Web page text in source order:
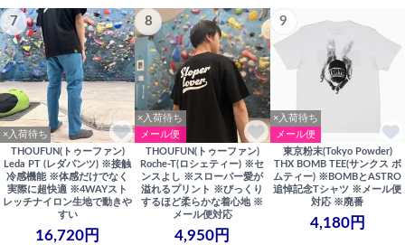
7
×入荷待ち
THOUFUN(トゥーファン)
Leda PT (レダパンツ) ※接触
冷感機能 ※体感だけでなく
実際に超快適 ※4WAYスト
レッチナイロン生地で動きや
すい
16,720円
8
×入荷待ち
メール便
THOUFUN(トゥーファン)
Roche-T(ロシェティー) ※セ
ンスよし ※スローパー愛が
溢れるプリント ※びっくり
するほど柔らかな着心地 ※
メール便対応
4,950円
9
×入荷待ち
メール便
東京粉末(Tokyo Powder)
THX BOMB TEE(サンクス ボ
ムティー) ※BOMBとASTRO
追悼記念Tシャツ ※メール便
対応 ※廃番
4,180円